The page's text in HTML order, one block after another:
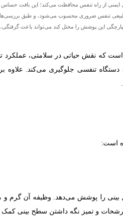
از راه تنفس محافظت می‌کند؛ این بافت حساس
تنفس ضروری محسوب می‌شود، و طبق
این پوشش را مختل کند می‌تواند باعث گرفتگی،
که نقش حیاتی در سلامتی، عملکرد
دستگاه تنفسی جلوگیری می‌کند.
است:
بینی را پوشش می‌دهد. وظیفه آن گرم
و تمیز نگه داشتن سطح بینی کمک